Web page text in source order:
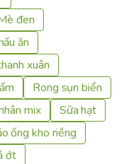
đen
ăn
xuân
Rong sụn biển
mix
Sữa hạt
ống kho riềng
ớt